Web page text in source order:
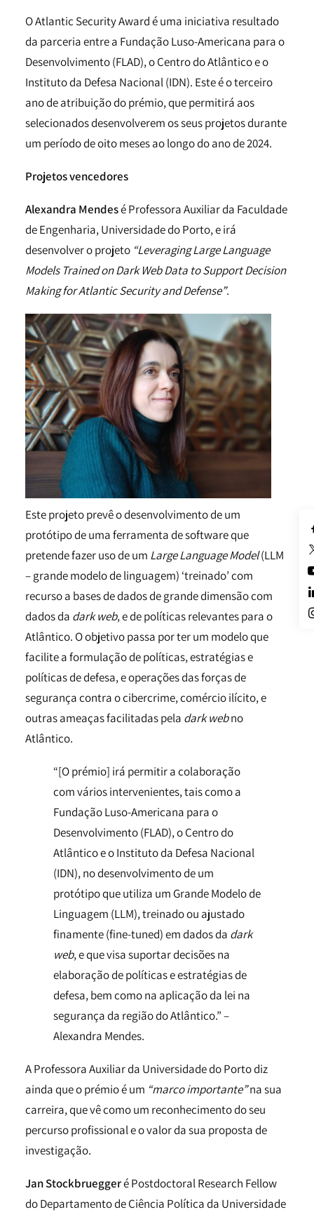
O Atlantic Security Award é uma iniciativa resultado
da parceria entre a Fundação Luso-Americana para o
Desenvolvimento (FLAD), o Centro do Atlântico e o
Instituto da Defesa Nacional (IDN). Este é o terceiro
ano de atribuição do prémio, que permitirá aos
selecionados desenvolverem os seus projetos durante
um período de oito meses ao longo do ano de 2024.
Projetos vencedores
Alexandra Mendesé Professora Auxiliar da Faculdade
de Engenharia, Universidade do Porto, e irá
desenvolver o projeto “Leveraging Large Language
Models Trained on Dark Web Data to Support Decision
Making for Atlantic Security and Defense”.
Este projeto prevê o desenvolvimento de um
protótipo de uma ferramenta de software que
pretende fazer uso de um Large Language Model(LLM
– grande modelo de linguagem) ‘treinado’ com
recurso a bases de dados de grande dimensão com
dados da dark web, e de políticas relevantes para o
Atlântico. O objetivo passa por ter um modelo que
facilite a formulação de políticas, estratégias e
políticas de defesa, e operações das forças de
segurança contra o cibercrime, comércio ilícito, e
outras ameaças facilitadas pela dark webno
Atlântico.
“[O prémio] irá permitir a colaboração
com vários intervenientes, tais como a
Fundação Luso-Americana para o
Desenvolvimento (FLAD), o Centro do
Atlântico e o Instituto da Defesa Nacional
(IDN), no desenvolvimento de um
protótipo que utiliza um Grande Modelo de
Linguagem (LLM), treinado ou ajustado
finamente (fine-tuned) em dados da dark
web, e que visa suportar decisões na
elaboração de políticas e estratégias de
defesa, bem como na aplicação da lei na
segurança da região do Atlântico.” –
Alexandra Mendes.
A Professora Auxiliar da Universidade do Porto diz
ainda que o prémio é um “marco importante”na sua
carreira, que vê como um reconhecimento do seu
percurso profissional e o valor da sua proposta de
investigação.
Jan Stockbrueggeré Postdoctoral Research Fellow
do Departamento de Ciência Política da Universidade